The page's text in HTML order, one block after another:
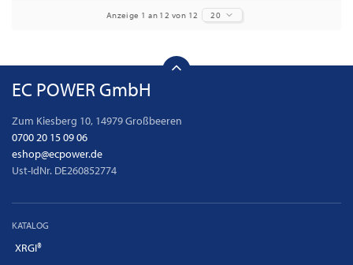
Anzeige 1 an 12 von 12 20
EC POWER GmbH
Zum Kiesberg 10, 14979 Großbeeren
0700 20 15 09 06
eshop@ecpower.de
Ust-IdNr. DE260852774
KATALOG
XRGI®